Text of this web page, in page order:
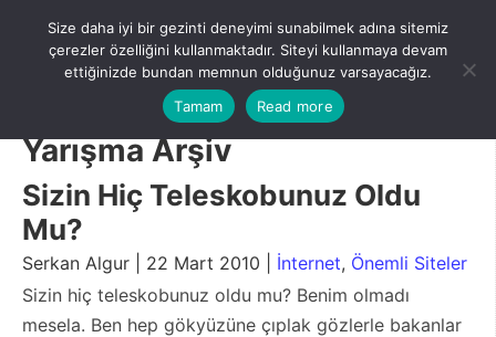
content
Menu
Yarışma Arşiv
Sizin Hiç Teleskobunuz Oldu
Mu?
Serkan Algur | 22 Mart 2010 | İnternet, Önemli Siteler
Sizin hiç teleskobunuz oldu mu? Benim olmadı
mesela. Ben hep gökyüzüne çıplak gözlerle bakanlar
Size daha iyi bir gezinti deneyimi sunabilmek adına sitemiz
çerezler özelliğini kullanmaktadır. Siteyi kullanmaya devam
ettiğinizde bundan memnun olduğunuz varsayacağız.
Tamam
Read more